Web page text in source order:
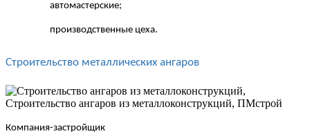
автомастерские;
производственные цеха.
Строительство металлических ангаров
Компания-застройщик